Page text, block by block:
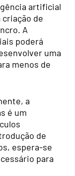
artificial
de
A
poderá
uma
menos de
a
é um
de
espera-se
para